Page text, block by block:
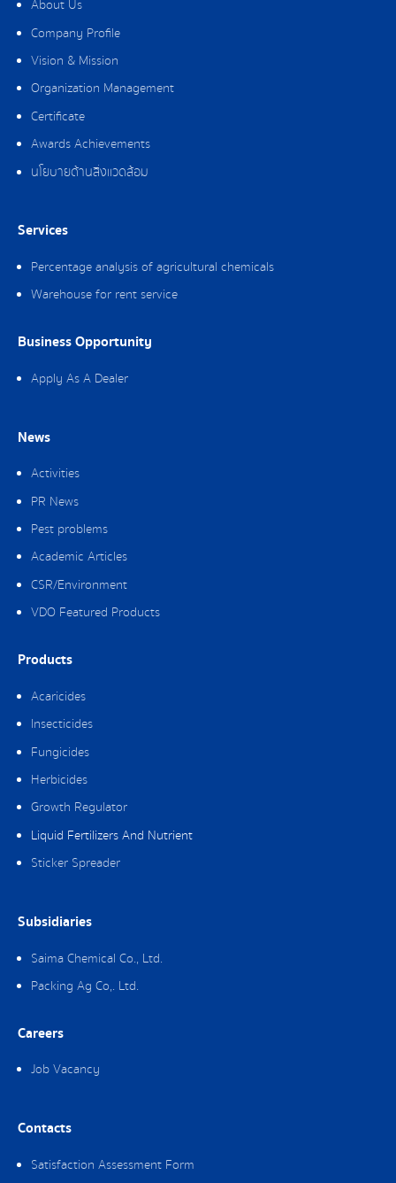
About Us
Company Profile
Vision & Mission
Organization Management
Certificate
Awards Achievements
นโยบายด้านสิ่งแวดล้อม
Services
Percentage analysis of agricultural chemicals
Warehouse for rent service
Business Opportunity
Apply As A Dealer
News
Activities
PR News
Pest problems
Academic Articles
CSR/Environment
VDO Featured Products
Products
Acaricides
Insecticides
Fungicides
Herbicides
Growth Regulator
Liquid Fertilizers And Nutrient
Sticker Spreader
Subsidiaries
Saima Chemical Co., Ltd.
Packing Ag Co,. Ltd.
Careers
Job Vacancy
Contacts
Satisfaction Assessment Form